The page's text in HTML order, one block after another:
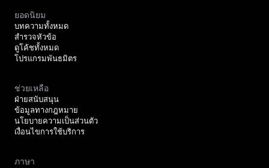
ยอดนิยม
บทความทั้งหมด
สำรวจหัวข้อ
ดูโค้ชทั้งหมด
โปรแกรมพันธมิตร
ช่วยเหลือ
ฝ่ายสนับสนุน
ข้อมูลทางกฎหมาย
นโยบายความเป็นส่วนตัว
เงื่อนไขการใช้บริการ
ภาษา